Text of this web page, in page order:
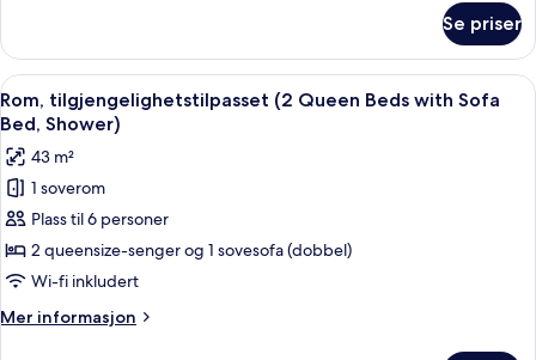
badekar
1
kingsize-
seng
med
sovesofa,
tilgjengelighetstilpasset,
badekar
Se priser
Åpne
alle
bildene
av
Rom,
tilgjengelighetstilpasset
(2
Queen
Beds
with
Safe på rommet, skrivebord og
7
Rom, tilgjengelighetstilpasset (2 Queen Beds with Sofa
Bed, Shower)
43 m²
1 soverom
Plass til 6 personer
2 queensize-senger og 1 sovesofa (dobbel)
Wi-fi inkludert
Mer informasjon
Mer